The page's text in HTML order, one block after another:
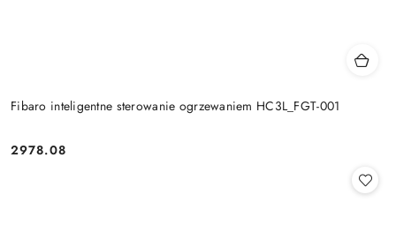
Fibaro inteligentne sterowanie ogrzewaniem HC3L_FGT-001
Cena:
2978.08